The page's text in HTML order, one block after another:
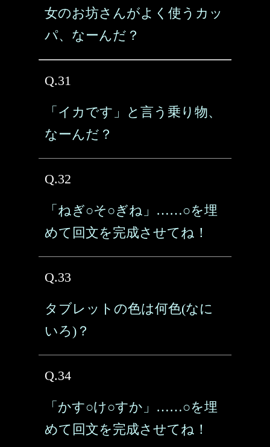
女のお坊さんがよく使うカッ
パ、なーんだ？
Q.31
「イカです」と言う乗り物、
なーんだ？
Q.32
「ねぎ○そ○ぎね」……○を埋
めて回文を完成させてね！
Q.33
タブレットの色は何色(なに
いろ)？
Q.34
「かす○け○すか」……○を埋
めて回文を完成させてね！